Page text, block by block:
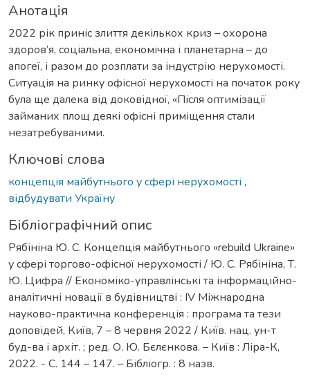
Анотація
2022 рік приніс злиття декількох криз – охорона
здоров’я, соціальна, економічна і планетарна – до
апогеї, і разом до розплати за індустрію нерухомості.
Ситуація на ринку офісної нерухомості на початок року
була ще далека від доковідної, «Після оптимізації
займаних площ деякі офісні приміщення стали
незатребуваними.
Ключові слова
концепція майбутнього у сфері нерухомості ,
відбудувати Україну
Бібліографічний опис
Рябініна Ю. С. Концепція майбутнього «rebuild Ukraine»
у сфері торгово-офісної нерухомості / Ю. С. Рябініна, Т.
Ю. Цифра // Економіко-управлінські та інформаційно-
аналітичні новації в будівництві : IV Міжнародна
науково-практична конференція : програма та тези
доповідей, Київ, 7 – 8 червня 2022 / Київ. нац. ун-т
буд-ва і архіт. ; ред. О. Ю. Бєлєнкова. – Київ : Ліра-К,
2022. - С. 144 – 147. – Бібліогр. : 8 назв.